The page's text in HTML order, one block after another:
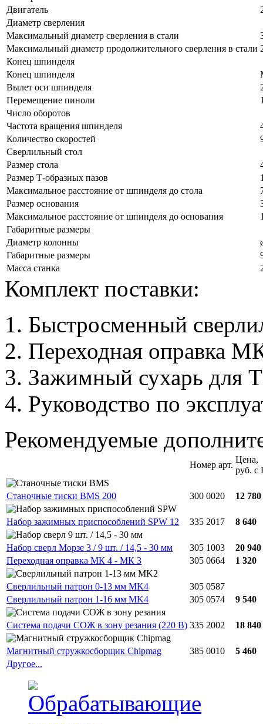
Двигатель
Диаметр сверления
Максимальный диаметр сверления в стали
Максимальный диаметр продолжительного сверления в стали
Конец шпинделя
Конец шпинделя
Вылет оси шпинделя
Перемещение пиноли
Число оборотов
Частота вращения шпинделя
Количество скоростей
Сверлильный стол
Размер стола
Размер Т-образных пазов
Максимальное расстояние от шпинделя до стола
Размер основания
Максимальное расстояние от шпинделя до основания
Габаритные размеры
Диаметр колонны
Габаритные размеры
Масса станка
Комплект поставки:
Быстросменный
Переходная оправка
Зажимный сухарь для
Руководство по
Рекомендуемые
Номер арт.
Цена,
руб.
Станочные тиски BMS 200 300 0020 12 780
Набор зажимных приспособлений SPW 12 335 2017 8 640
Набор сверл Морзе 3 / 9 шт. / 14,5 - 30 мм 305 1003
20 940
Переходная оправка МК 4 - МК 3
305 0664 1 320
Сверлильный патрон 0-13 мм MK4
305 0587
Сверлильный патрон 1-16 мм MK4
305 0574 9 540
Система подачи СОЖ в зону резания (220 В) 335 2002 18 840
Магнитный стружкосборщик Chipmag 385 0010
5 460
Другое...